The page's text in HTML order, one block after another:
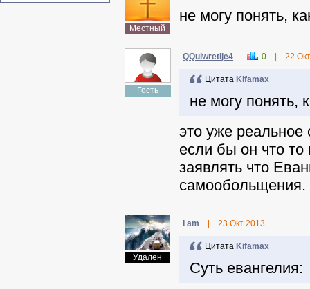
Местный
не могу понять,
Гость
QQuiwretije4 0 22
Цитата Kifamax
не могу понять,
это уже
если бы он что то
заявлять что
самообольщения.
Удален
I am 23 Окт 2013
Цитата Kifamax
Суть евангелия: